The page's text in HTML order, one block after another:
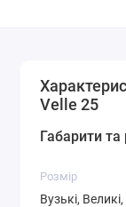
Velle 25
Габарити та
Розмір
Вузькі,